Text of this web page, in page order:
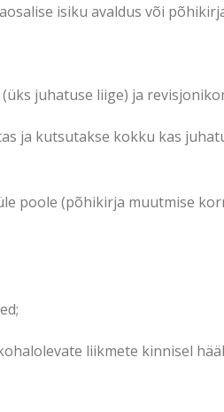
isiku avaldus või
juhatuse liige) ja
ja kutsutakse kokku kas
poole (põhikirja muutmise
liikmete kinnisel